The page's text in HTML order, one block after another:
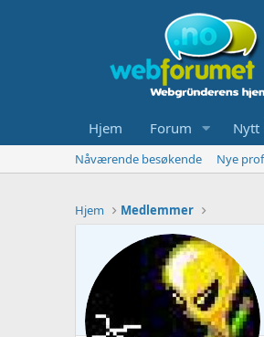
Hjem Forum Nytt
Nåværende besøkende Nye
Hjem Medlemmer